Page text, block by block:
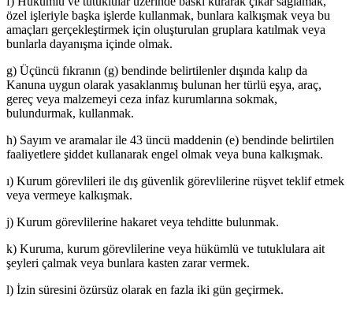
özel işleriyle başka işlerde kullanmak, bunlara kalkışmak veya bu
amaçları gerçekleştirmek için oluşturulan gruplara katılmak veya
bunlarla dayanışma içinde olmak.
g) Üçüncü fıkranın (g) bendinde belirtilenler dışında kalıp da
Kanuna uygun olarak yasaklanmış bulunan her türlü eşya, araç,
gereç veya malzemeyi ceza infaz kurumlarına sokmak,
bulundurmak, kullanmak.
h) Sayım ve aramalar ile 43 üncü maddenin (e) bendinde belirtilen
faaliyetlere şiddet kullanarak engel olmak veya buna kalkışmak.
ı) Kurum görevlileri ile dış güvenlik görevlilerine rüşvet teklif etmek
veya vermeye kalkışmak.
j) Kurum görevlilerine hakaret veya tehditte bulunmak.
k) Kuruma, kurum görevlilerine veya hükümlü ve tutuklulara ait
şeyleri çalmak veya bunlara kasten zarar vermek.
l) İzin süresini özürsüz olarak en fazla iki gün geçirmek.